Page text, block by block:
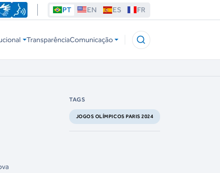
PT EN ES FR
TransparênciaComunicação
TAGS
JOGOS OLÍMPICOS PARIS 2024